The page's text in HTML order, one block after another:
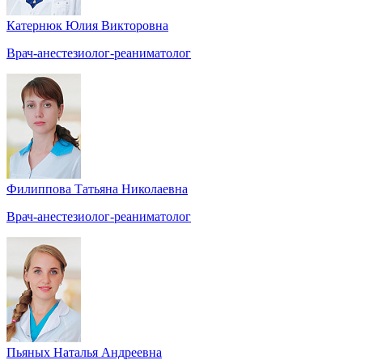
Катернюк Юлия Викторовна
Врач-анестезиолог-реаниматолог
Филиппова Татьяна Николаевна
Врач-анестезиолог-реаниматолог
Пьяных Наталья Андреевна